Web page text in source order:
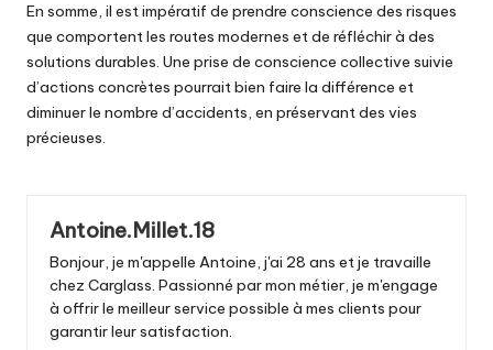
En somme, il est impératif de prendre conscience des risques
que comportent les routes modernes et de réfléchir à des
solutions durables. Une prise de conscience collective suivie
d’actions concrètes pourrait bien faire la différence et
diminuer le nombre d’accidents, en préservant des vies
précieuses.
Antoine.Millet.18
Bonjour, je m'appelle Antoine, j'ai 28 ans et je travaille
chez Carglass. Passionné par mon métier, je m'engage
à offrir le meilleur service possible à mes clients pour
garantir leur satisfaction.